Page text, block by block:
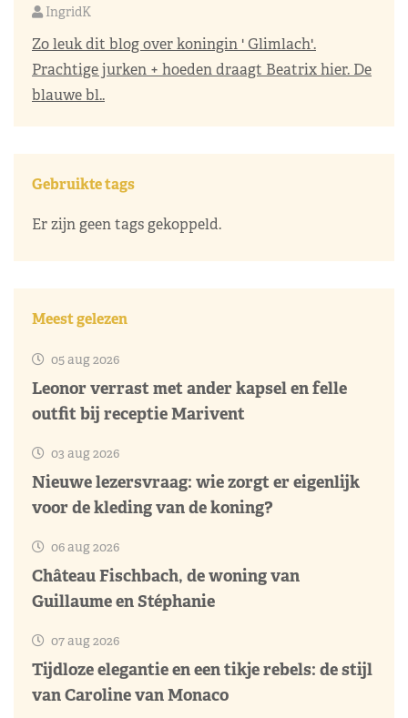
IngridK
Zo leuk dit blog over koningin ' Glimlach'.
Prachtige jurken + hoeden draagt Beatrix hier. De
blauwe bl..
Gebruikte tags
Er zijn geen tags gekoppeld.
Meest gelezen
05 aug 2026
Leonor verrast met ander kapsel en felle
outfit bij receptie Marivent
03 aug 2026
Nieuwe lezersvraag: wie zorgt er eigenlijk
voor de kleding van de koning?
06 aug 2026
Château Fischbach, de woning van
Guillaume en Stéphanie
07 aug 2026
Tijdloze elegantie en een tikje rebels: de stijl
van Caroline van Monaco